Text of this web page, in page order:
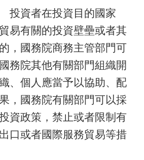
資者在投資目的國家
易有關的投資壁壘或者其
，國務院商務主管部門可
務院其他有關部門組織開
、個人應當予以協助、配
，國務院有關部門可以採
資政策，禁止或者限制有
口或者國際服務貿易等措